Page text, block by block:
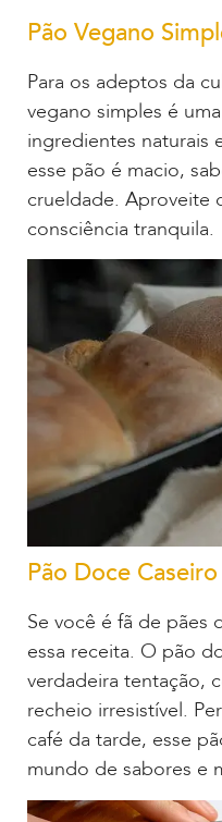
Pão Vegano
Para os adeptos da
vegano simples é
ingredientes naturais
esse pão é macio,
crueldade. Aproveite
consciência tranquila.
Pão Doce Caseiro
Se você é fã de pães
essa receita. O pão
verdadeira tentação,
recheio irresistível.
café da tarde, esse
mundo de sabores e